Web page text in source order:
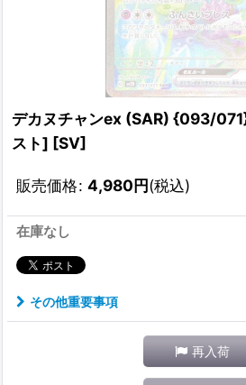
デカヌチャンex (SAR) {093/
スト] [SV]
販売価格: 4,980円(税込)
在庫なし
その他重要事項
再入荷